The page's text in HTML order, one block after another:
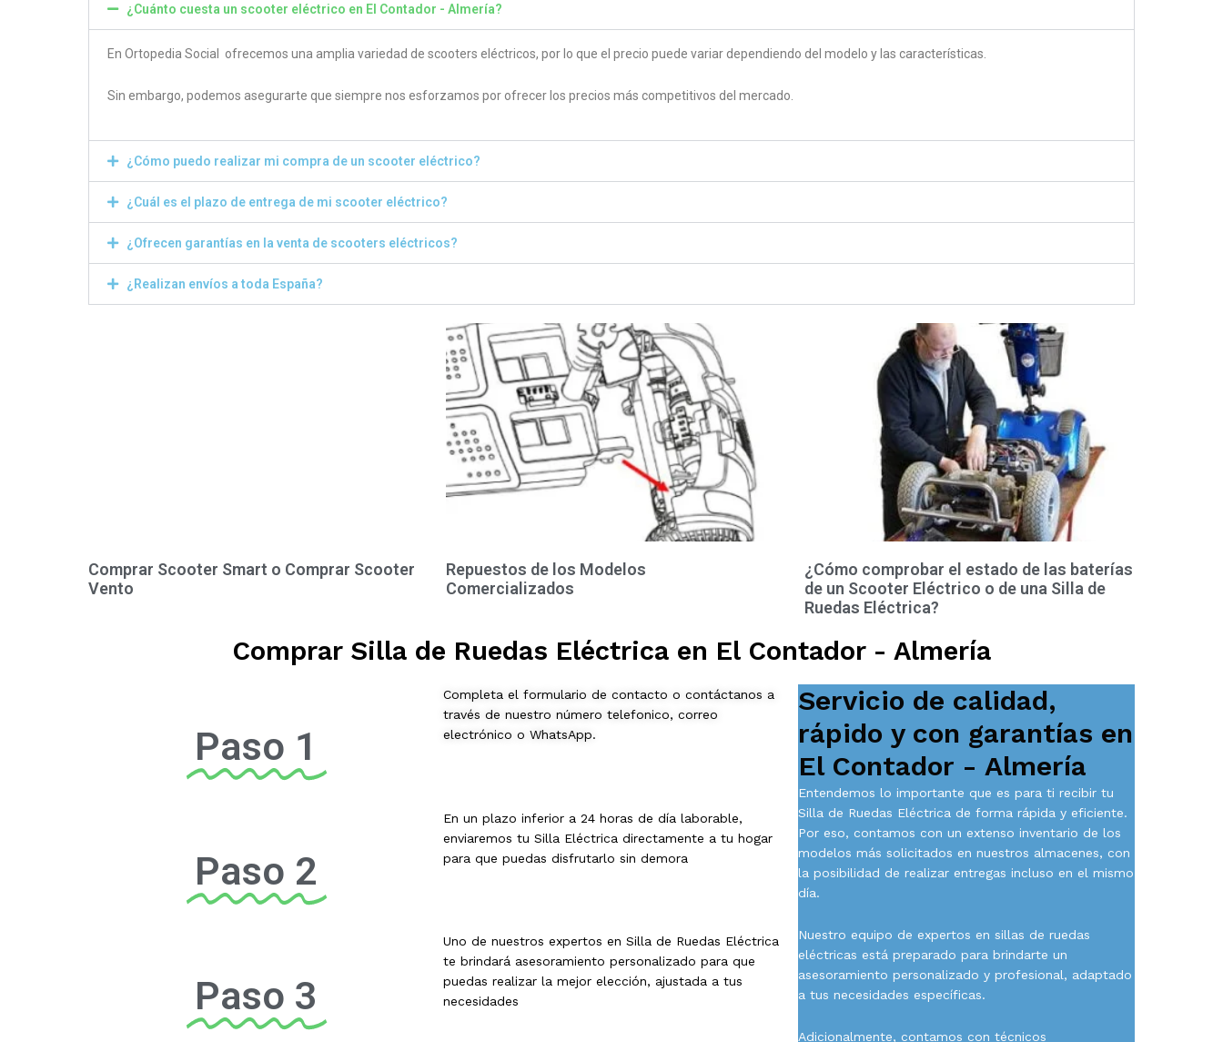
¿Cuánto cuesta un scooter eléctrico en El Contador - Almería?
En Ortopedia Social ofrecemos una amplia variedad de scooters eléctricos, por lo que el precio puede variar dependiendo del modelo y las características.
Sin embargo, podemos asegurarte que siempre nos esforzamos por ofrecer los precios más competitivos del mercado.
¿Cómo puedo realizar mi compra de un scooter eléctrico?
¿Cuál es el plazo de entrega de mi scooter eléctrico?
¿Ofrecen garantías en la venta de scooters eléctricos?
¿Realizan envíos a toda España?
Comprar Scooter Smart o Comprar Scooter
Vento
Repuestos de los Modelos
Comercializados
¿Cómo comprobar el estado de las baterías
de un Scooter Eléctrico o de una Silla de
Ruedas Eléctrica?
Comprar Silla de Ruedas Eléctrica en El Contador - Almería
Paso 1
Paso 2
Paso 3
Completa el formulario de contacto o contáctanos a
través de nuestro número telefonico, correo
electrónico o WhatsApp.
En un plazo inferior a 24 horas de día laborable,
enviaremos tu Silla Eléctrica directamente a tu hogar
para que puedas disfrutarlo sin demora
Uno de nuestros expertos en Silla de Ruedas Eléctrica
te brindará asesoramiento personalizado para que
puedas realizar la mejor elección, ajustada a tus
necesidades
Servicio de calidad,
rápido y con garantías en
El Contador - Almería
Entendemos lo importante que es para ti recibir tu
Silla de Ruedas Eléctrica de forma rápida y eficiente.
Por eso, contamos con un extenso inventario de los
modelos más solicitados en nuestros almacenes, con
la posibilidad de realizar entregas incluso en el mismo
día.
Nuestro equipo de expertos en sillas de ruedas
eléctricas está preparado para brindarte un
asesoramiento personalizado y profesional, adaptado
a tus necesidades específicas.
Adicionalmente, contamos con técnicos